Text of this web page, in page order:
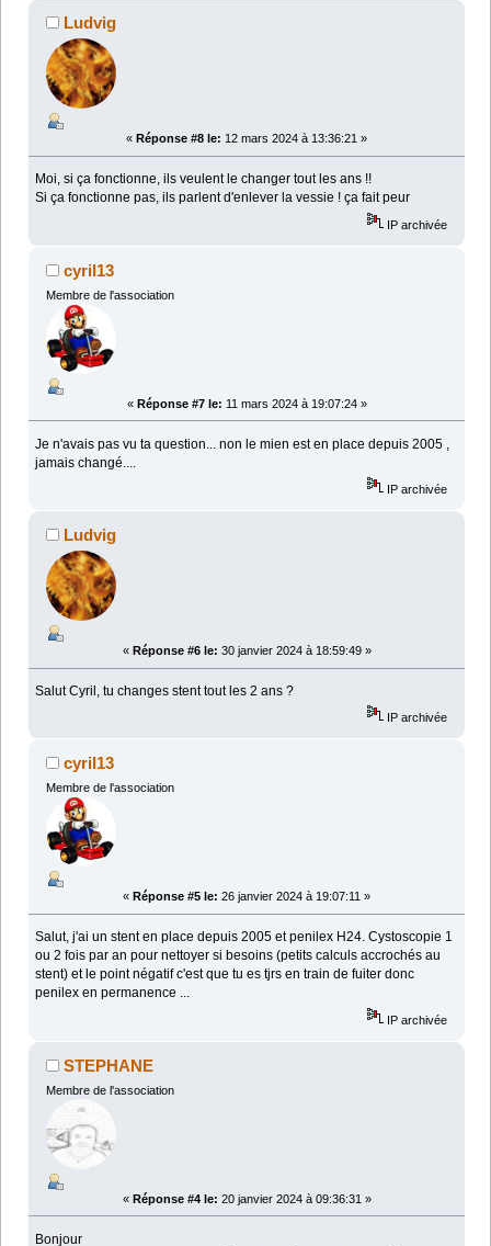
Ludvig
« Réponse #8 le: 12 mars 2024 à 13:36:21 »
Moi, si ça fonctionne, ils veulent le changer tout les ans !!
Si ça fonctionne pas, ils parlent d'enlever la vessie ! ça fait peur
IP archivée
cyril13
Membre de l'association
« Réponse #7 le: 11 mars 2024 à 19:07:24 »
Je n'avais pas vu ta question... non le mien est en place depuis 2005 ,
jamais changé....
IP archivée
Ludvig
« Réponse #6 le: 30 janvier 2024 à 18:59:49 »
Salut Cyril, tu changes stent tout les 2 ans ?
IP archivée
cyril13
Membre de l'association
« Réponse #5 le: 26 janvier 2024 à 19:07:11 »
Salut, j'ai un stent en place depuis 2005 et penilex H24. Cystoscopie 1
ou 2 fois par an pour nettoyer si besoins (petits calculs accrochés au
stent) et le point négatif c'est que tu es tjrs en train de fuiter donc
penilex en permanence ...
IP archivée
STEPHANE
Membre de l'association
« Réponse #4 le: 20 janvier 2024 à 09:36:31 »
Bonjour